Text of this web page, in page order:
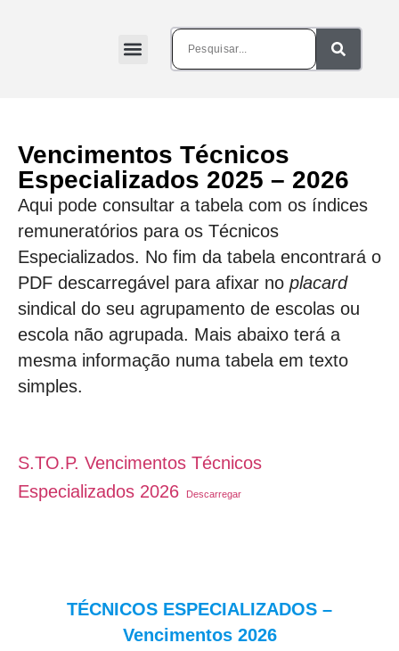
Vencimentos Técnicos
Especializados 2025 – 2026
Aqui pode consultar a tabela com os índices
remuneratórios para os Técnicos
Especializados. No fim da tabela encontrará o
PDF descarregável para afixar no placard
sindical do seu agrupamento de escolas ou
escola não agrupada. Mais abaixo terá a
mesma informação numa tabela em texto
simples.
S.TO.P. Vencimentos Técnicos
Especializados 2026
Descarregar
TÉCNICOS ESPECIALIZADOS –
Vencimentos 2026